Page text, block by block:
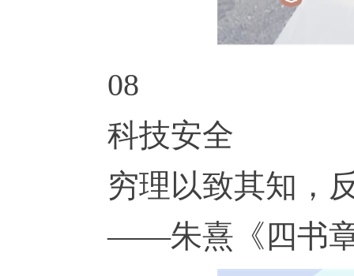
08
科技安全
穷理以致其知，
——朱熹《四书